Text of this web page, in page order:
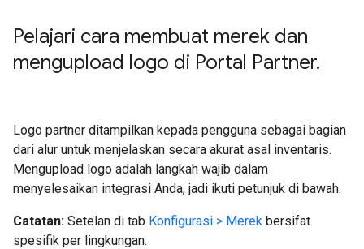
Pelajari cara membuat merek dan
mengupload logo di Portal Partner.
Logo partner ditampilkan kepada pengguna sebagai bagian
dari alur untuk menjelaskan secara akurat asal inventaris.
Mengupload logo adalah langkah wajib dalam
menyelesaikan integrasi Anda, jadi ikuti petunjuk di bawah.
Catatan: Setelan di tab Konfigurasi > Merek bersifat
spesifik per lingkungan.